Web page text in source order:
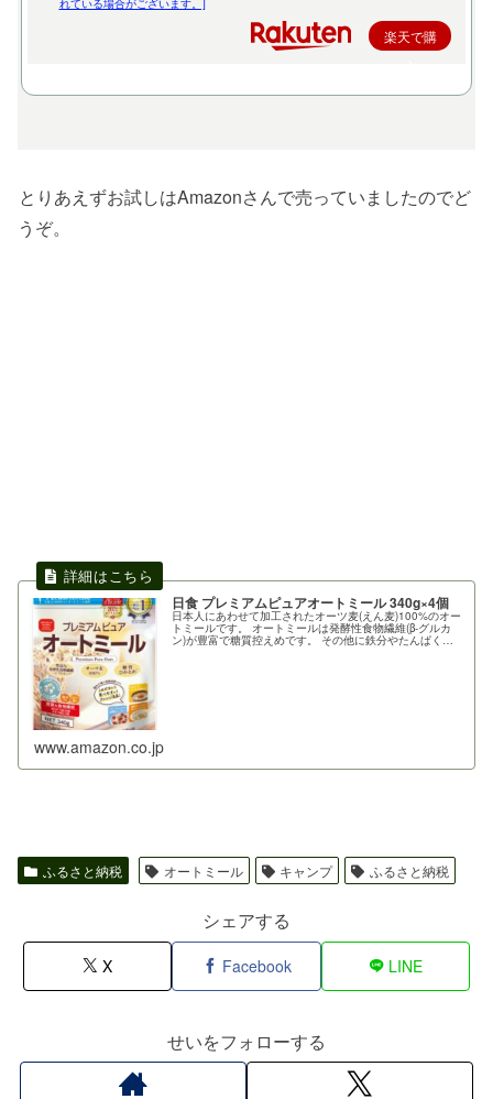
楽天で購
とりあえずお試しはAmazonさんで売っていましたのでど
うぞ。
日食 プレミアムピュアオートミール 340g×4個
日本人にあわせて加工されたオーツ麦(えん麦)100%のオー
トミールです。 オートミールは発酵性食物繊維(β-グルカ
ン)が豊富で糖質控えめです。 その他に鉄分やたんぱく
www.amazon.co.jp
ふるさと納税 オートミール キャンプ ふるさと納税
シェアする
X Facebook LINE
せいをフォローする